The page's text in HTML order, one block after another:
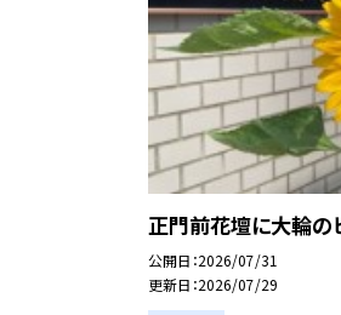
正門前花壇に大輪の
公開日 2026/07/31
更新日 2026/07/29